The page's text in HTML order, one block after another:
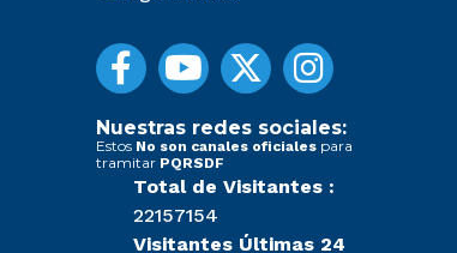
Nuestras redes sociales:
Estos No son canales oficiales para
tramitar PQRSDF
Total de Visitantes :
22157154
Visitantes Últimas 24